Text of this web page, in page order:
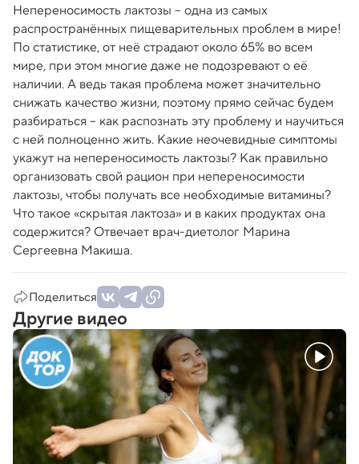
Непереносимость лактозы – одна из самых
распространённых пищеварительных проблем в мире!
По статистике, от неё страдают около 65% во всем
мире, при этом многие даже не подозревают о её
наличии. А ведь такая проблема может значительно
снижать качество жизни, поэтому прямо сейчас будем
разбираться – как распознать эту проблему и научиться
с ней полноценно жить. Какие неочевидные симптомы
укажут на непереносимость лактозы? Как правильно
организовать свой рацион при непереносимости
лактозы, чтобы получать все необходимые витамины?
Что такое «скрытая лактоза» и в каких продуктах она
содержится? Отвечает врач-диетолог Марина
Сергеевна Макиша.
Поделиться
Другие видео